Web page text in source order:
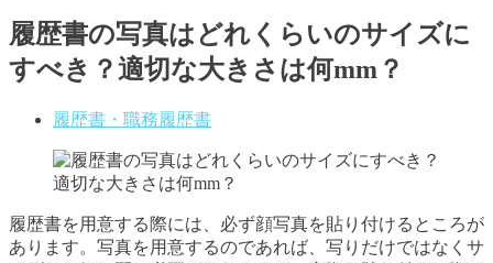
履歴書の写真はどれくらいのサイズに
すべき？適切な大きさは何mm？
履歴書・職務履歴書
履歴書を用意する際には、必ず顔写真を貼り付けるところが
あります。写真を用意するのであれば、写りだけではなくサ